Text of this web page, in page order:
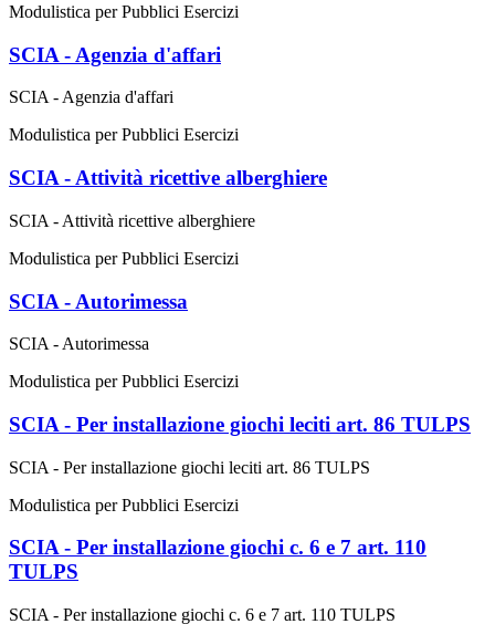
Modulistica per Pubblici Esercizi
SCIA - Agenzia d'affari
SCIA - Agenzia d'affari
Modulistica per Pubblici Esercizi
SCIA - Attività ricettive alberghiere
SCIA - Attività ricettive alberghiere
Modulistica per Pubblici Esercizi
SCIA - Autorimessa
SCIA - Autorimessa
Modulistica per Pubblici Esercizi
SCIA - Per installazione giochi leciti art. 86 TULPS
SCIA - Per installazione giochi leciti art. 86 TULPS
Modulistica per Pubblici Esercizi
SCIA - Per installazione giochi c. 6 e 7 art. 110
TULPS
SCIA - Per installazione giochi c. 6 e 7 art. 110 TULPS